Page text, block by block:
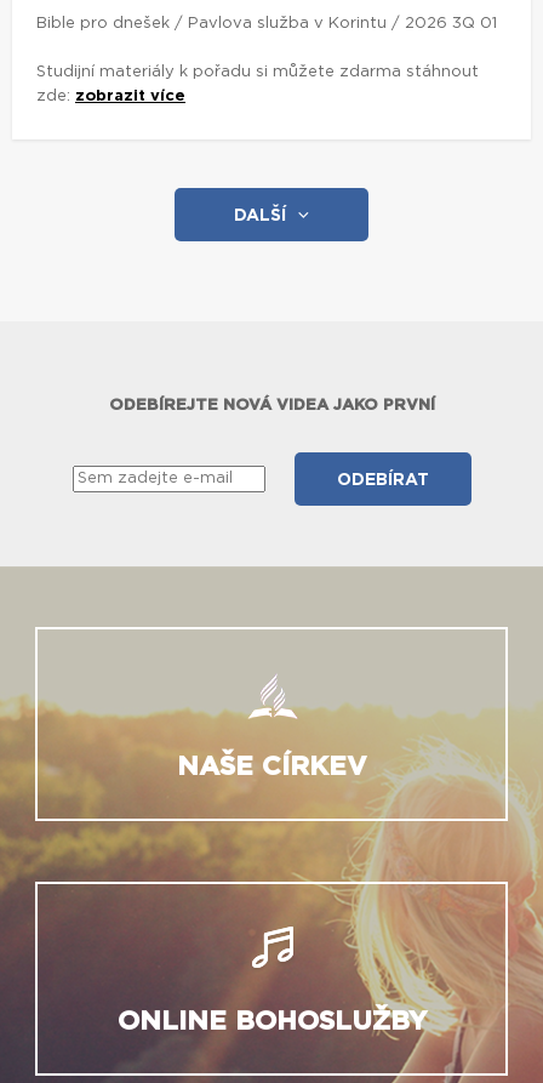
Bible pro dnešek / Pavlova služba v Korintu / 2026 3Q 01
Studijní materiály k pořadu si můžete zdarma stáhnout
zde: zobrazit více
DALŠÍ
ODEBÍREJTE NOVÁ VIDEA JAKO PRVNÍ
NAŠE CÍRKEV
ONLINE BOHOSLUŽBY